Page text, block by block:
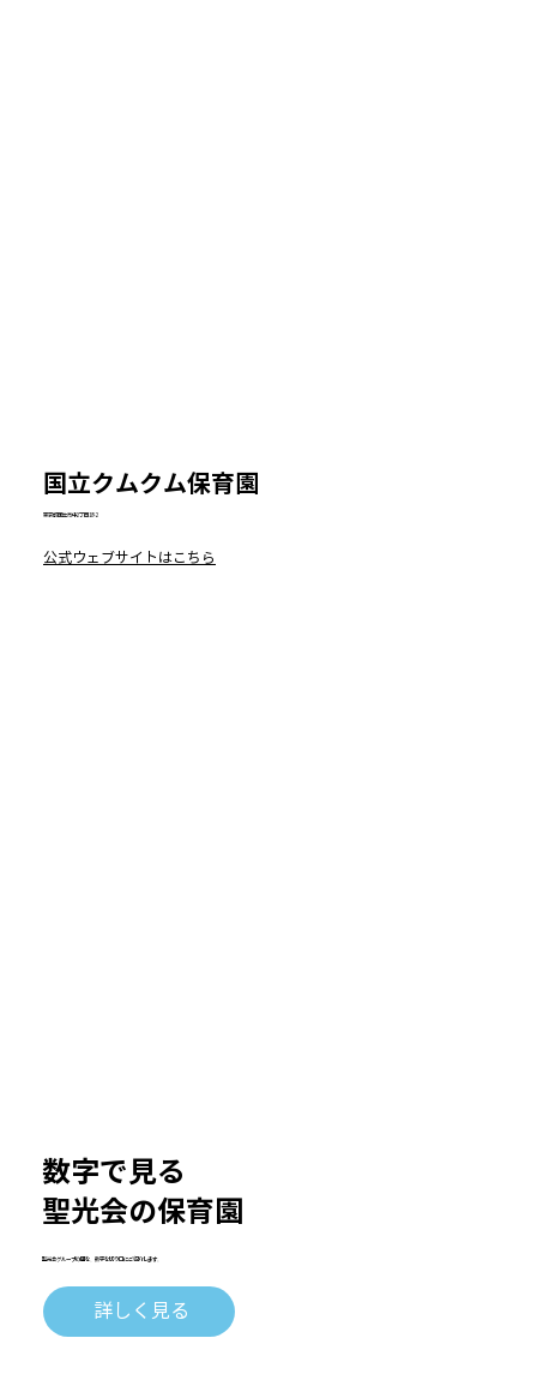
​国立クムクム保育園
東京都国立市中2丁目18-2
公式ウェブサイトはこちら
数字で見る
聖光会の保育園
​聖光会グループの園を、数字を切り口にご紹介します。
詳しく見る